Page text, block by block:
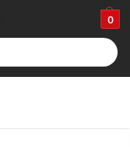
0